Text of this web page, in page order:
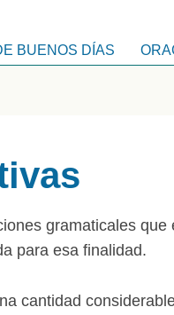
BUENOS DÍAS
gramaticales que
para esa finalidad.
cantidad